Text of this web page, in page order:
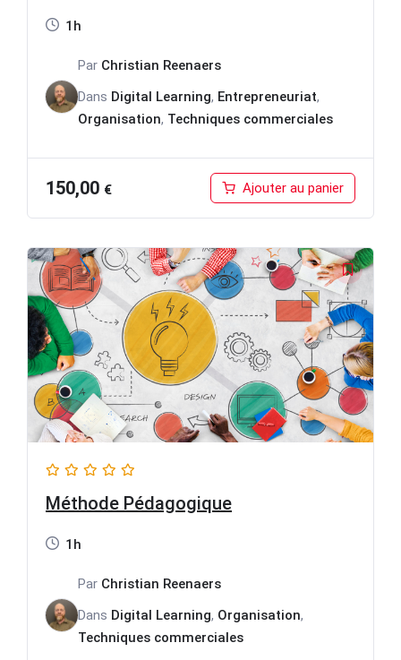
1h
Par Christian Reenaers
Dans Digital Learning, Entrepreneuriat,
Organisation, Techniques commerciales
150,00 € Ajouter au panier
Méthode Pédagogique
1h
Par Christian Reenaers
Dans Digital Learning, Organisation,
Techniques commerciales